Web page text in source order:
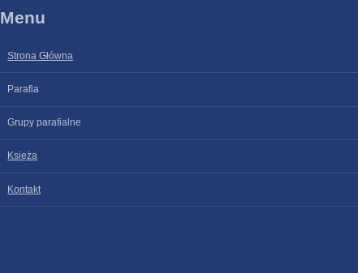
Menu
Strona Główna
Parafia
Grupy parafialne
Księża
Kontakt